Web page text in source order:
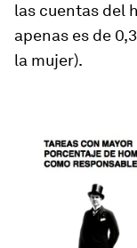
las cuentas del
apenas es de
la mujer).